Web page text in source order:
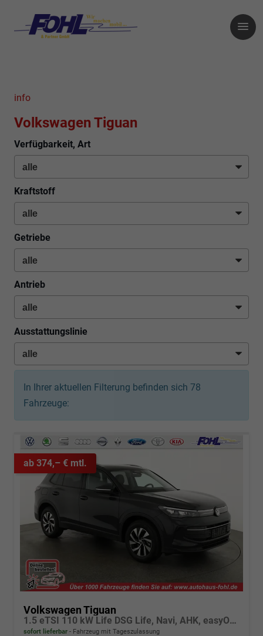
info
Volkswagen Tiguan
Verfügbarkeit, Art
Kraftstoff
Getriebe
Antrieb
Ausstattungslinie
In Ihrer aktuellen Filterung befinden sich 78
Fahrzeuge:
ab 374,– € mtl.
Volkswagen Tiguan
1.5 eTSI 110 kW Life DSG Life, Navi, AHK, easyOpen, LED-Plus, Kamera
sofort lieferbar Fahrzeug mit Tageszulassung